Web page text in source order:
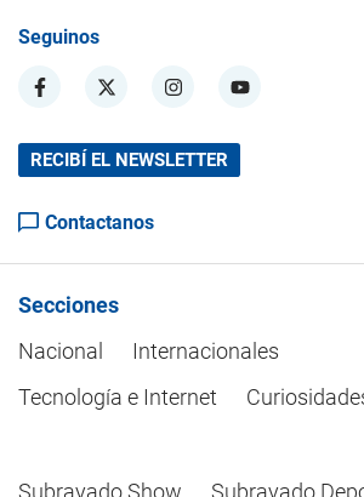
Seguinos
RECIBÍ EL NEWSLETTER
Contactanos
Secciones
Nacional
Internacionales
Tecnología e Internet
Subrayado Show Subrayado